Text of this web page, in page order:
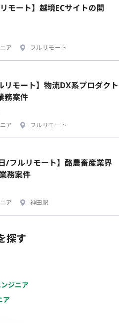
モート】越境ECサイトの開
ア
フルリモート
リモート】物流DX系プロダクト
務案件
ア
フルリモート
/フルリモート】酪農畜産業界
務案件
ア
神田駅
探す
ジニア
ア